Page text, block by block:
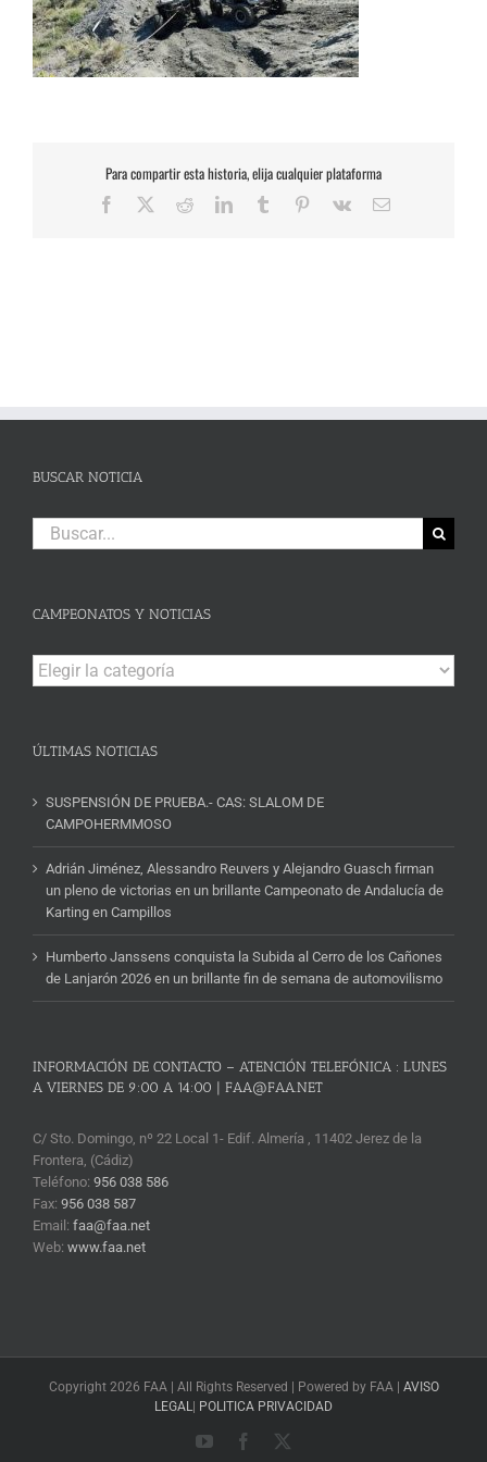
Para compartir esta historia, elija cualquier plataforma
Facebook RedditLinkedInTumblr Pinterest
Vk
Correo
BUSCAR NOTICIA
Buscar:
CAMPEONATOS Y NOTICIAS
Campeonatos
y
ÚLTIMAS NOTICIAS
SUSPENSIÓN DE PRUEBA.- CAS: SLALOM DE
CAMPOHERMMOSO
Adrián Jiménez, Alessandro Reuvers y Alejandro Guasch firman
un pleno de victorias en un brillante Campeonato de Andalucía de
Karting en Campillos
Humberto Janssens conquista la Subida al Cerro de los Cañones
de Lanjarón 2026 en un brillante fin de semana de automovilismo
INFORMACIÓN DE CONTACTO – ATENCIÓN TELEFÓNICA : LUNES
A VIERNES DE 9:00 A 14:00 | FAA@FAA.NET
C/ Sto. Domingo, nº 22 Local 1- Edif. Almería , 11402 Jerez de la
Frontera, (Cádiz)
Teléfono: 956 038 586
Fax: 956 038 587
Email: faa@faa.net
Web: www.faa.net
Copyright 2026 FAA | All Rights Reserved | Powered by FAA | AVISO
LEGAL | POLITICA PRIVACIDAD
YouTubeFacebook